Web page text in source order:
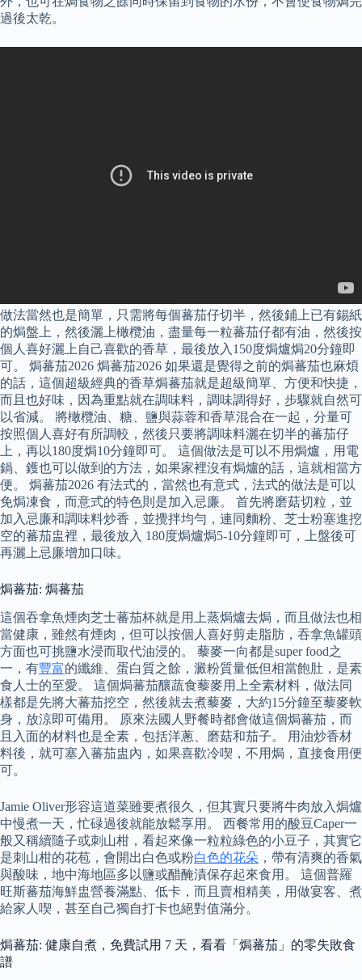
過後太乾。
做法當然也是簡單，只需將每個蕃茄仔切半，然後鋪上已有錫紙
的焗盤上，然後灑上橄欖油，盡量每一粒蕃茄仔都有油，然後按
個人喜好灑上自己喜歡的香草，最後放入150度焗爐焗20分鐘即
可。 焗蕃茄2026 焗蕃茄2026 如果還是覺得之前的焗蕃茄也麻煩
的話，這個超級經典的香草焗蕃茄就是超級簡單、方便和快捷，
而且也好味，因為重點就在調味料，調味調得好，步驟就自然可
以省減。 將橄欖油、糖、鹽與蒜蓉和香草混合在一起，分量可
按照個人喜好有所調較，然後只要將調味料灑在切半的蕃茄仔
上，再以180度焗10分鐘即可。 這個做法是可以不用焗爐，用電
鍋、鑊也可以做到的方法，如果家裡沒有焗爐的話，這就相當方
便。 焗蕃茄2026 有法式的，當然也有意式，法式的做法是可以
免焗凍食，而意式的特色則是加入忌廉。 首先將磨菇切粒，並
加入忌廉和調味料炒香，並攪拌均勻，連同麵粉、芝士粉塞進挖
空的蕃茄盅裡，最後放入 180度焗爐焗5-10分鐘即可，上盤後可
再灑上忌廉增加口味。
焗蕃茄: 焗蕃茄
這個吞拿魚煙肉芝士蕃茄杯就是用上蒸焗爐去焗，而且做法也相
當健康，雖然有煙肉，但可以按個人喜好剪走脂肪，吞拿魚罐頭
方面也可挑鹽水浸而取代油浸的。 藜麥一向都是super food之
一，有豐富的纖維、蛋白質之餘，澱粉質量低但相當飽肚，是素
食人士的至愛。 這個焗蕃茄釀蔬食藜麥用上全素材料，做法同
樣都是先將大蕃茄挖空，然後就去煮藜麥，大約15分鐘至藜麥軟
身，放涼即可備用。 原來法國人野餐時都會做這個焗蕃茄，而
且入面的材料也是全素，包括洋蔥、磨菇和茄子。 用油炒香材
料後，就可塞入蕃茄盅內，如果喜歡冷喫，不用焗，直接食用便
可。
Jamie Oliver形容這道菜雖要煮很久，但其實只要將牛肉放入焗爐
中慢煮一天，忙碌過後就能放鬆享用。 西餐常用的酸豆Caper一
般又稱續隨子或刺山柑，看起來像一粒粒綠色的小豆子，其實它
是刺山柑的花苞，會開出白色或粉白色的花朵 ，帶有清爽的香氣
與酸味，地中海地區多以鹽或醋醃漬保存起來食用。 這個普羅
旺斯蕃茄海鮮盅營養滿點、低卡，而且賣相精美，用做宴客、煮
給家人喫，甚至自己獨自打卡也絕對值滿分。
焗蕃茄: 健康自煮，免費試用 7 天，看看「焗蕃茄」的零失敗食
譜